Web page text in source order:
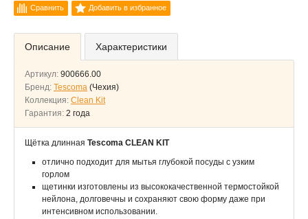
Сравнить Добавить в избранное
Описание Характеристики
Артикул: 900666.00
Бренд: Tescoma (Чехия)
Коллекция: Clean Kit
Гарантия: 2 года
Щётка длинная Tescoma CLEAN KIT
отлично подходит для мытья глубокой посуды с узким
горлом
щетинки изготовлены из высококачественной термостойкой
нейлона, долговечны и сохраняют свою форму даже при
интенсивном использовании.